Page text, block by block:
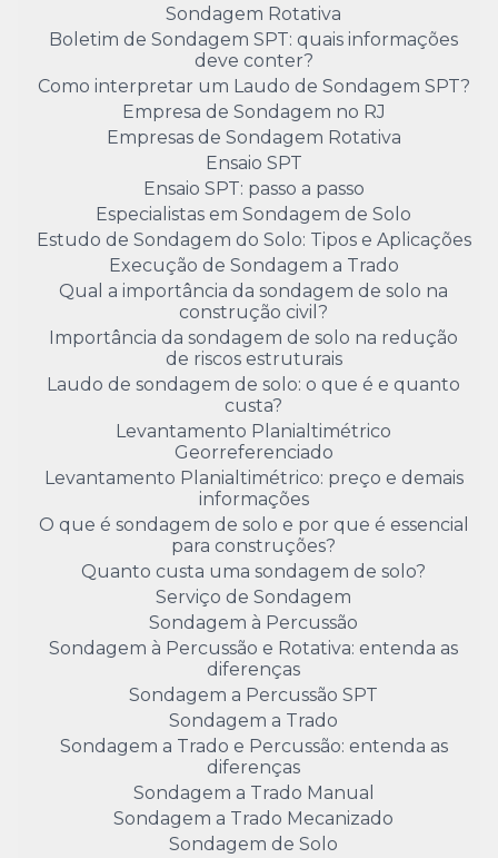
Sondagem Rotativa
Boletim de Sondagem SPT: quais informações
deve conter?
Como interpretar um Laudo de Sondagem SPT?
Empresa de Sondagem no RJ
Empresas de Sondagem Rotativa
Ensaio SPT
Ensaio SPT: passo a passo
Especialistas em Sondagem de Solo
Estudo de Sondagem do Solo: Tipos e Aplicações
Execução de Sondagem a Trado
Qual a importância da sondagem de solo na
construção civil?
Importância da sondagem de solo na redução
de riscos estruturais
Laudo de sondagem de solo: o que é e quanto
custa?
Levantamento Planialtimétrico
Georreferenciado
Levantamento Planialtimétrico: preço e demais
informações
O que é sondagem de solo e por que é essencial
para construções?
Quanto custa uma sondagem de solo?
Serviço de Sondagem
Sondagem à Percussão
Sondagem à Percussão e Rotativa: entenda as
diferenças
Sondagem a Percussão SPT
Sondagem a Trado
Sondagem a Trado e Percussão: entenda as
diferenças
Sondagem a Trado Manual
Sondagem a Trado Mecanizado
Sondagem de Solo